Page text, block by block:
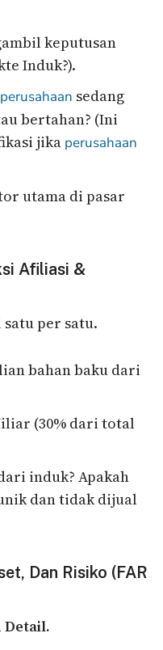
keputusan
Induk?).
perusahaan sedang
bertahan? (Ini
jika perusahaan
utama di pasar
Afiliasi &
per satu.
bahan baku dari
(30% dari total
induk? Apakah
dan tidak dijual
Dan Risiko (FAR
Detail.